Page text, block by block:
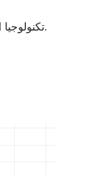
تكنولوجيا المعلومات, المعلومات،المنظمات, العمل الإداري, التخطيط.